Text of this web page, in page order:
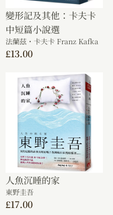
變形記及其他：卡夫卡
中短篇小說選
法蘭茲・卡夫卡 Franz Kafka
£13.00
人魚沉睡的家
東野圭吾
£17.00